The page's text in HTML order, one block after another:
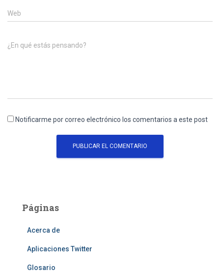
Web
¿En qué estás pensando?
Notificarme por correo electrónico los comentarios a este post
Páginas
Acerca de
Aplicaciones Twitter
Glosario